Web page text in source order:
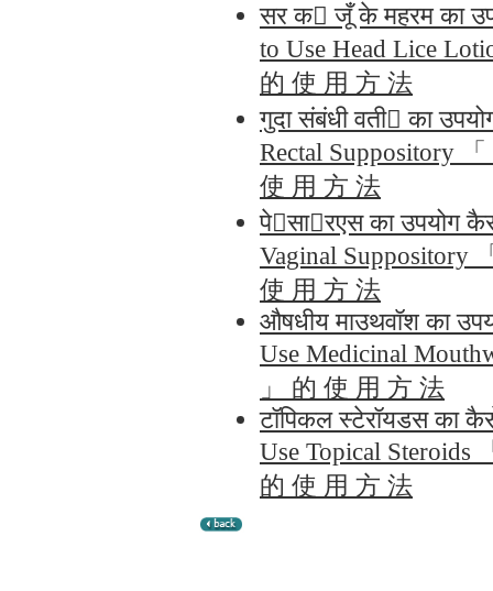
सर क󰇛 जूँ के महरम का
to Use Head Lice
的 使 用 方 法
गुदा संबंधी वती󰇟 का
Rectal Suppository
使 用 方 法
पे󰈈सा󰇍रएस का उपयोग
Vaginal Suppository
使 用 方 法
औषधीय माउथवॉश का
Use Medicinal
」 的 使 用 方 法
टॉपिकल स्टेरॉयडस का
Use Topical Steroids
的 使 用 方 法